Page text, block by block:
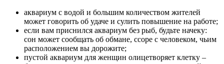
аквариум с водой и большим количеством жителей
может говорить об удаче и сулить повышение на работе;
если вам приснился аквариум без рыб, будьте начеку:
сон может сообщать об обмане, ссоре с человеком, чьим
расположением вы дорожите;
пустой аквариум для женщин олицетворяет клетку –